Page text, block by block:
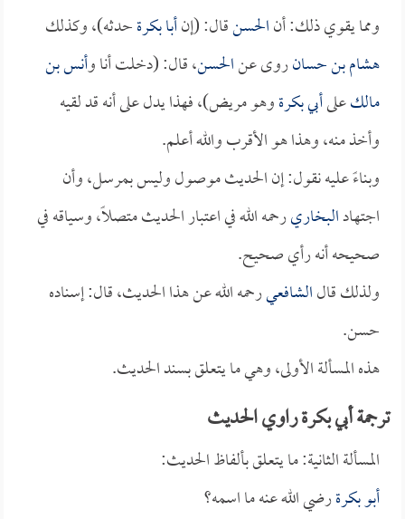
ومما يقوي ذلك: أنالحسنقال: (إنأبا بكرةحدثه)، وكذلك
هشام بن حسانروى عنالحسن، قال: (دخلت أنا وأنس بن
مالكعلىأبي بكرةوهو مريض)، فهذا يدل على أنه قد لقيه
وأخذ منه، وهذا هو الأقرب والله أعلم.
وبناءً عليه نقول: إن الحديث موصول وليس بمرسل، وأن
اجتهادالبخاريرحمه الله في اعتبار الحديث متصلاً، وسياقه في
صحيحه أنه رأي صحيح.
ولذلك قالالشافعيرحمه الله عن هذا الحديث، قال: إسناده
حسن.
هذه المسألة الأولى، وهي ما يتعلق بسند الحديث.
ترجمة أبي بكرة راوي الحديث
المسألة الثانية: ما يتعلق بألفاظ الحديث:
أبو بكرةرضي الله عنه ما اسمه؟